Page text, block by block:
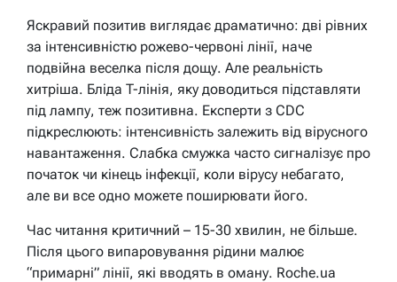
Яскравий позитив виглядає драматично: дві рівних
за інтенсивністю рожево-червоні лінії, наче
подвійна веселка після дощу. Але реальність
хитріша. Бліда T-лінія, яку доводиться підставляти
під лампу, теж позитивна. Експерти з CDC
підкреслюють: інтенсивність залежить від вірусного
навантаження. Слабка смужка часто сигналізує про
початок чи кінець інфекції, коли вірусу небагато,
але ви все одно можете поширювати його.
Час читання критичний – 15-30 хвилин, не більше.
Після цього випаровування рідини малює
“примарні” лінії, які вводять в оману. Roche.ua